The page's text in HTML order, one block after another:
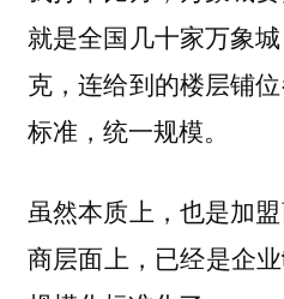
就是全国几十家万象
克，连给到的楼层铺
标准，统一规模。
虽然本质上，也是加
商层面上，已经是企